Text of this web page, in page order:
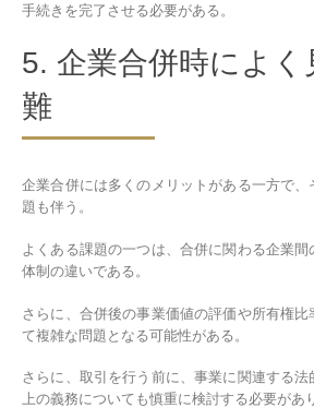
手続きを完了させる必要がある。
5. 企業合併時によく
難
企業合併には多くのメリットがある一方で
題も伴う。
よくある課題の一つは、合併に関わる企業間
体制の違いである。
さらに、合併後の事業価値の評価や所有権
て複雑な問題となる可能性がある。
さらに、取引を行う前に、事業に関連する
上の義務についても慎重に検討する必要があ